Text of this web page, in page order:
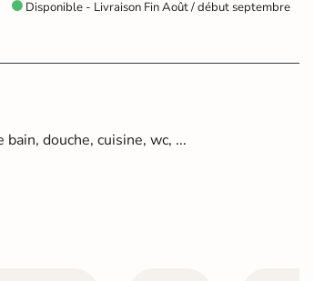
Disponible - Livraison Fin Août / début septembre
douche, cuisine, wc, ...